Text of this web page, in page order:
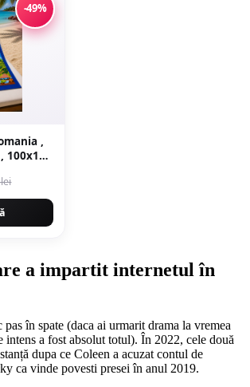
-49%
,
a impartit internetul în
în spate (daca ai urmarit drama la vremea
intens a fost absolut totul). În 2022, cele două
dupa ce Coleen a acuzat contul de
ca vinde povesti presei în anul 2019.